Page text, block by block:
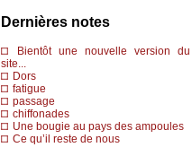
Dernières notes
Bientôt une nouvelle version du
site...
Dors
fatigue
passage
chiffonades
Une bougie au pays des ampoules
Ce qu’il reste de nous